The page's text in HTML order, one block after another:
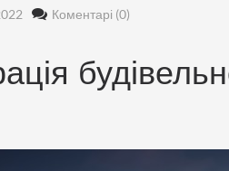
Коментарі (0)